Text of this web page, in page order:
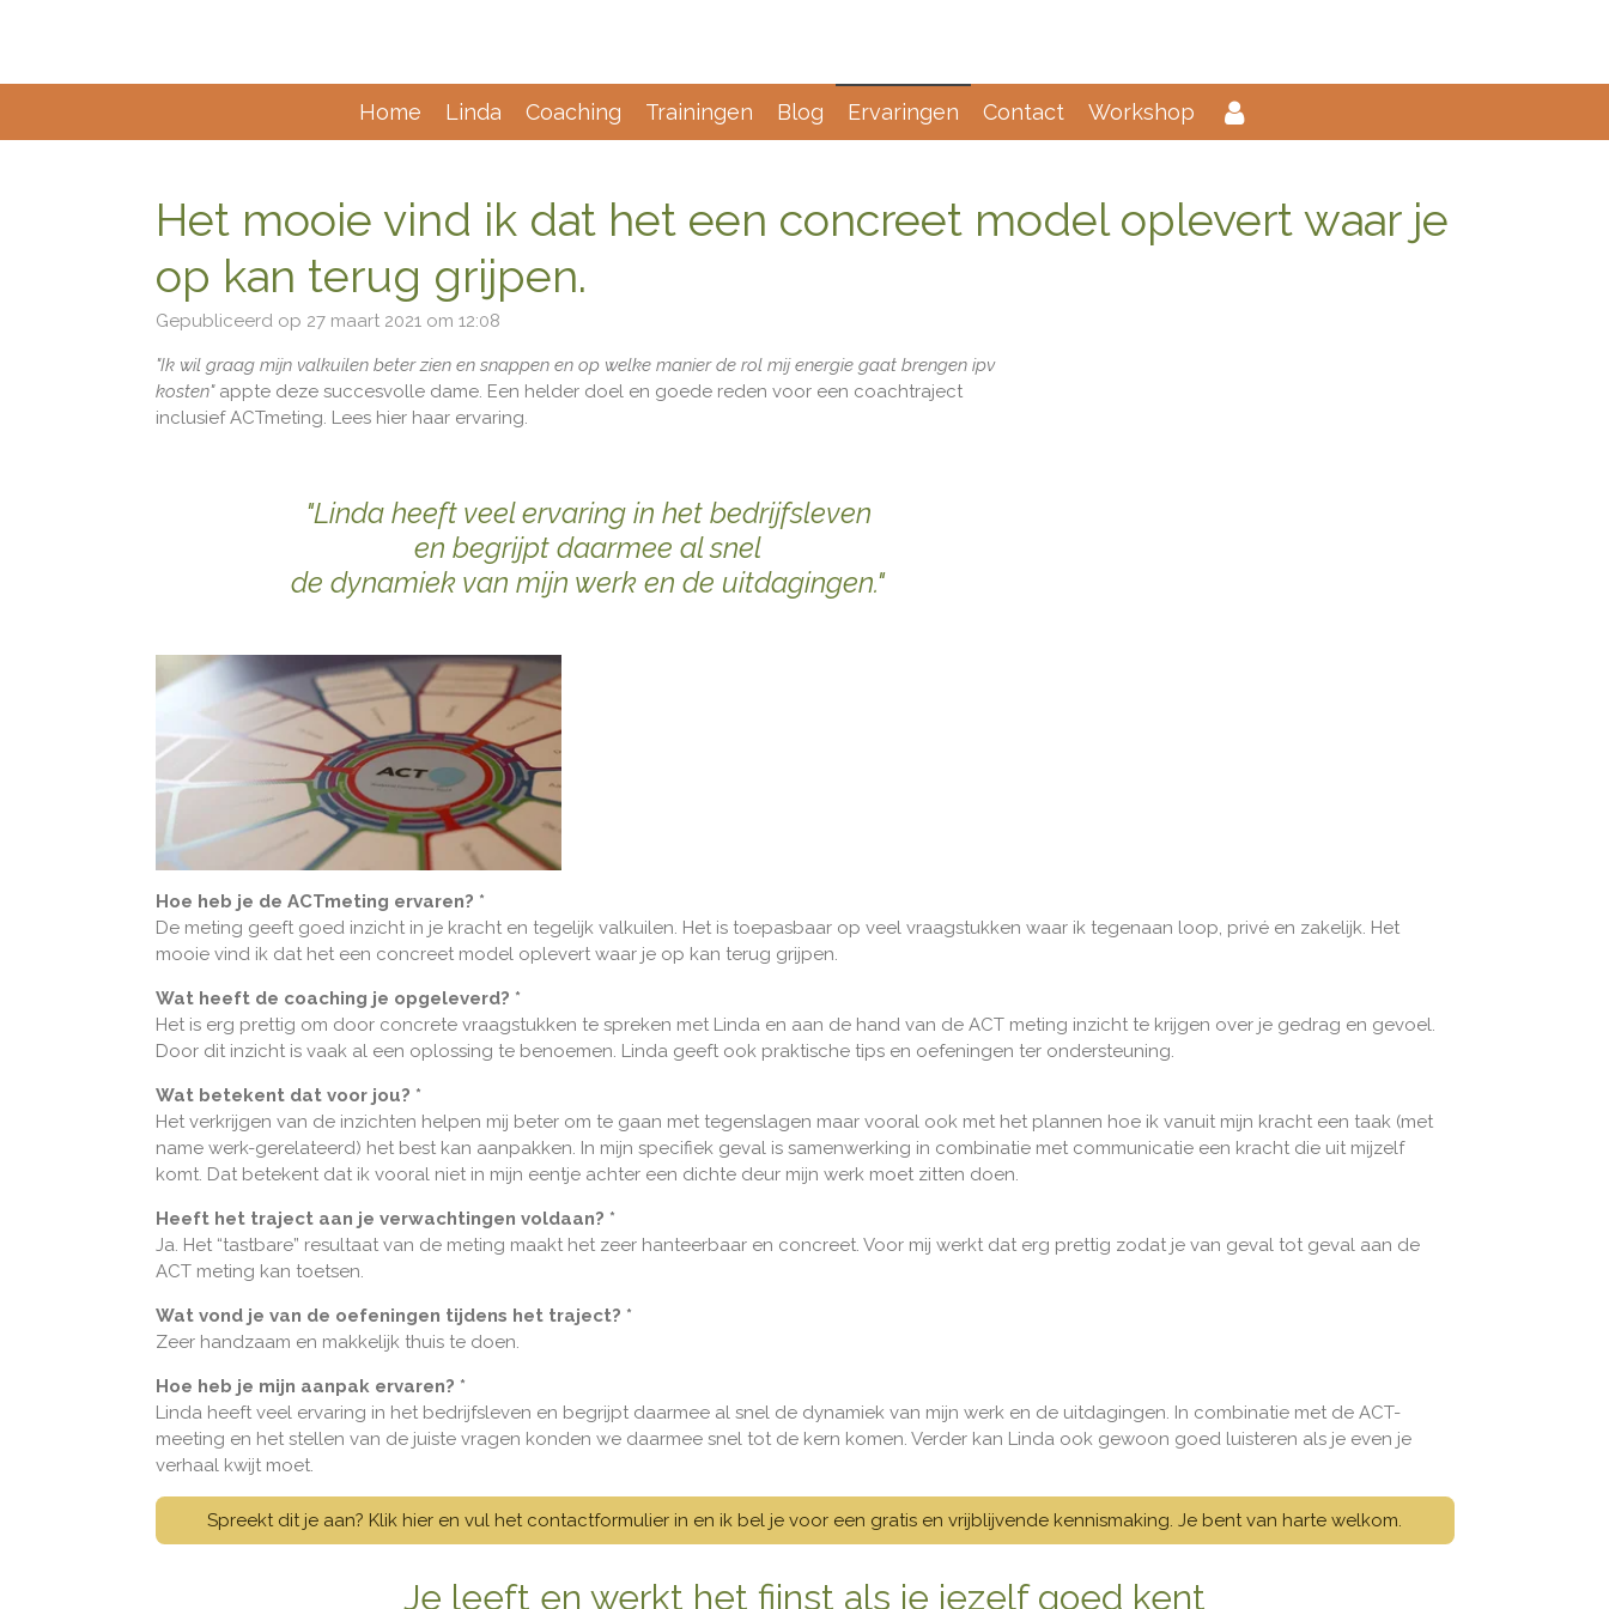
Home Linda Coaching Trainingen Blog Ervaringen Contact Workshop
Het mooie vind ik dat het een concreet model oplevert waar je
op kan terug grijpen.
Gepubliceerd op 27 maart 2021 om 12:08
"Ik wil graag mijn valkuilen beter zien en snappen en op welke manier de rol mij energie gaat brengen ipv
kosten" appte deze succesvolle dame. Een helder doel en goede reden voor een coachtraject
inclusief ACTmeting. Lees hier haar ervaring.
"Linda heeft veel ervaring in het bedrijfsleven
en begrijpt daarmee al snel
de dynamiek van mijn werk en de uitdagingen."
Hoe heb je de ACTmeting ervaren? *
De meting geeft goed inzicht in je kracht en tegelijk valkuilen. Het is toepasbaar op veel vraagstukken waar ik tegenaan loop, privé en zakelijk. Het
mooie vind ik dat het een concreet model oplevert waar je op kan terug grijpen.
Wat heeft de coaching je opgeleverd? *
Het is erg prettig om door concrete vraagstukken te spreken met Linda en aan de hand van de ACT meting inzicht te krijgen over je gedrag en gevoel.
Door dit inzicht is vaak al een oplossing te benoemen. Linda geeft ook praktische tips en oefeningen ter ondersteuning.
Wat betekent dat voor jou? *
Het verkrijgen van de inzichten helpen mij beter om te gaan met tegenslagen maar vooral ook met het plannen hoe ik vanuit mijn kracht een taak (met
name werk-gerelateerd) het best kan aanpakken. In mijn specifiek geval is samenwerking in combinatie met communicatie een kracht die uit mijzelf
komt. Dat betekent dat ik vooral niet in mijn eentje achter een dichte deur mijn werk moet zitten doen.
Heeft het traject aan je verwachtingen voldaan? *
Ja. Het “tastbare” resultaat van de meting maakt het zeer hanteerbaar en concreet. Voor mij werkt dat erg prettig zodat je van geval tot geval aan de
ACT meting kan toetsen.
Wat vond je van de oefeningen tijdens het traject? *
Zeer handzaam en makkelijk thuis te doen.
Hoe heb je mijn aanpak ervaren? *
Linda heeft veel ervaring in het bedrijfsleven en begrijpt daarmee al snel de dynamiek van mijn werk en de uitdagingen. In combinatie met de ACT-
meeting en het stellen van de juiste vragen konden we daarmee snel tot de kern komen. Verder kan Linda ook gewoon goed luisteren als je even je
verhaal kwijt moet.
Spreekt dit je aan? Klik hier en vul het contactformulier in en ik bel je voor een gratis en vrijblijvende kennismaking. Je bent van harte welkom.
Je leeft en werkt het fijnst als je jezelf goed kent